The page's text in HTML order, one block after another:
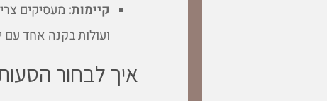
קיימות: מעסיקים
ועולות בקנה אחד
איך לבחור